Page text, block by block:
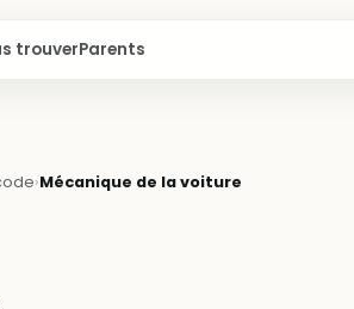
trouverParents
›Mécanique de la voiture